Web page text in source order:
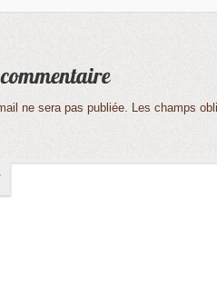
ne sera pas publiée. Les champs